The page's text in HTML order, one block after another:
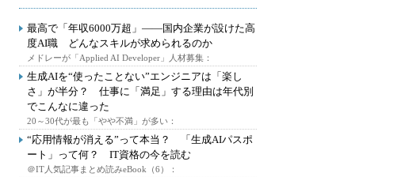
最高で「年収6000万超」――国内企業が設けた高
度AI職 どんなスキルが求められるのか
メドレーが「Applied AI Developer」人材募集：
生成AIを“使ったことない”エンジニアは「楽し
さ」が半分？ 仕事に「満足」する理由は年代別
でこんなに違った
20～30代が最も「やや不満」が多い：
“応用情報が消える”って本当？ 「生成AIパスポ
ート」って何？ IT資格の今を読む
＠IT人気記事まとめ読みeBook（6）：